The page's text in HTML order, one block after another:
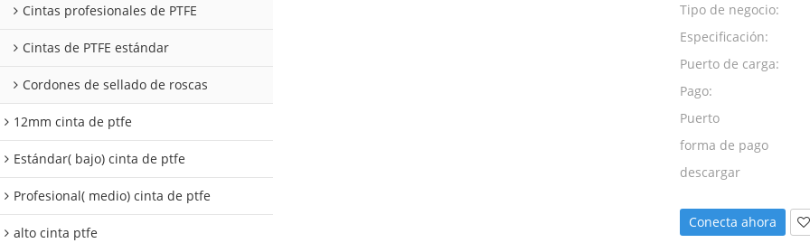
Cintas profesionales de PTFE
Cintas de PTFE estándar
Cordones de sellado de roscas
12mm cinta de ptfe
Estándar( bajo) cinta de ptfe
Profesional( medio) cinta de ptfe
alto cinta ptfe
Tipo de negocio:
Especificación:
Puerto de carga:
Pago:
Puerto
forma de pago
descargar
Conecta ahora